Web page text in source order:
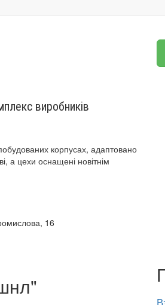
виробників
корпусах, адаптовано
а цехи оснащені новітнім
16